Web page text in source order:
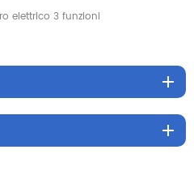
elettrico 3 funzioni